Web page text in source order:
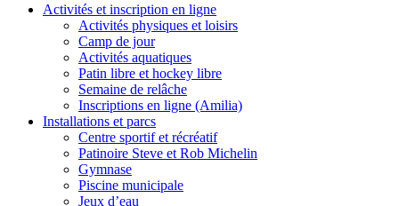
Activités et inscription en ligne
Activités physiques et loisirs
Camp de jour
Activités aquatiques
Patin libre et hockey libre
Semaine de relâche
Inscriptions en ligne (Amilia)
Installations et parcs
Centre sportif et récréatif
Patinoire Steve et Rob Michelin
Gymnase
Piscine municipale
Jeux d’eau